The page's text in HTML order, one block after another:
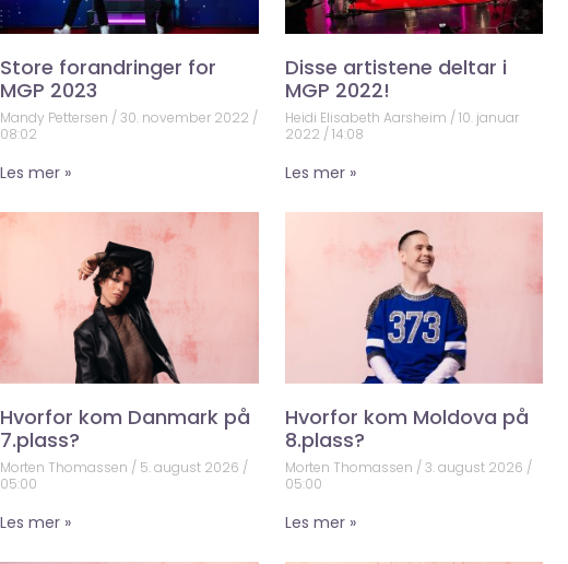
Store forandringer for
MGP 2023
Mandy Pettersen
30. november 2022
08:02
Les mer »
Disse artistene deltar i
MGP 2022!
Heidi Elisabeth Aarsheim 10. januar
2022 14:08
Les mer »
Hvorfor kom Danmark på
7.plass?
Morten Thomassen
5. august 2026
05:00
Les mer »
Hvorfor kom Moldova på
8.plass?
Morten Thomassen 3. august 2026
05:00
Les mer »